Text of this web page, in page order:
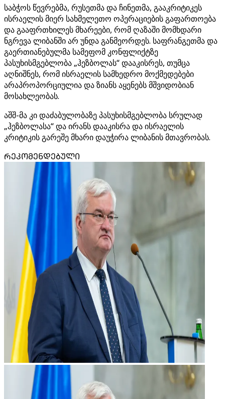
საბჭოს წევრებმა, რუსეთმა და ჩინეთმა, გააკრიტიკეს
ისრაელის მიერ სახმელეთო ოპერაციების გაფართოება
და გააფრთხილეს მხარეები, რომ ღაზაში მომხდარი
ნგრევა ლიბანში არ უნდა განმეორდეს. საფრანგეთმა და
გაერთიანებულმა სამეფომ კონფლიქტზე
პასუხისმგებლობა „ჰეზბოლას“ დააკისრეს, თუმცა
აღნიშნეს, რომ ისრაელის სამხედრო მოქმედებები
არაპროპორციულია და ზიანს აყენებს მშვიდობიან
მოსახლეობას.
აშშ-მა კი დაძაბულობაზე პასუხისმგებლობა სრულად
„ჰეზბოლასა“ და ირანს დააკისრა და ისრაელის
კრიტიკის გარეშე მხარი დაუჭირა ლიბანის მთავრობას.
ᲠᲔᲙᲝᲛᲔᲜᲓᲔᲑᲣᲚᲘ